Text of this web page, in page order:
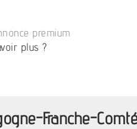
premium
plus ?
Franche-